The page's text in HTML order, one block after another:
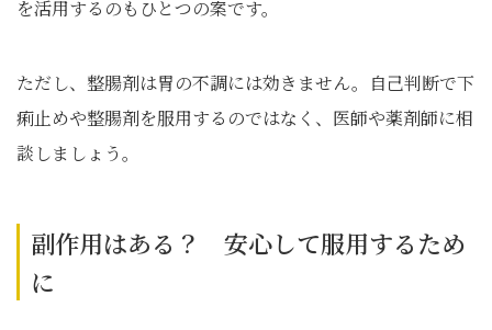
を活用するのもひとつの案です。
ただし、整腸剤は胃の不調には効きません。自己判断で下
痢止めや整腸剤を服用するのではなく、医師や薬剤師に相
談しましょう。
副作用はある？ 安心して服用するため
に